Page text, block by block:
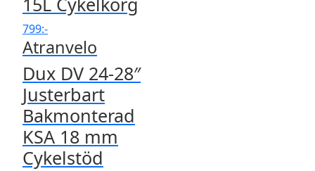
799:-
Atranvelo
Dux DV 24-28″
Justerbart
Bakmonterad
KSA 18 mm
Cykelstöd